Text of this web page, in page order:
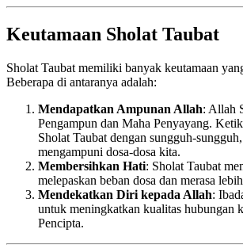
Keutamaan Sholat Taubat
Sholat Taubat memiliki banyak keutamaan
Beberapa di antaranya adalah:
Mendapatkan Ampunan Allah: Allah
Pengampun dan Maha Penyayang.
Sholat Taubat dengan sungguh-
mengampuni dosa-dosa kita.
Membersihkan Hati: Sholat Taubat
melepaskan beban dosa dan merasa
Mendekatkan Diri kepada Allah:
untuk meningkatkan kualitas hubungan
Pencipta.